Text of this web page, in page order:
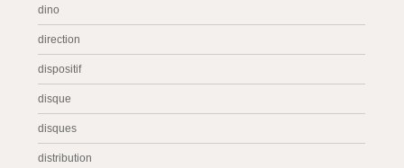
dino
direction
dispositif
disque
disques
distribution